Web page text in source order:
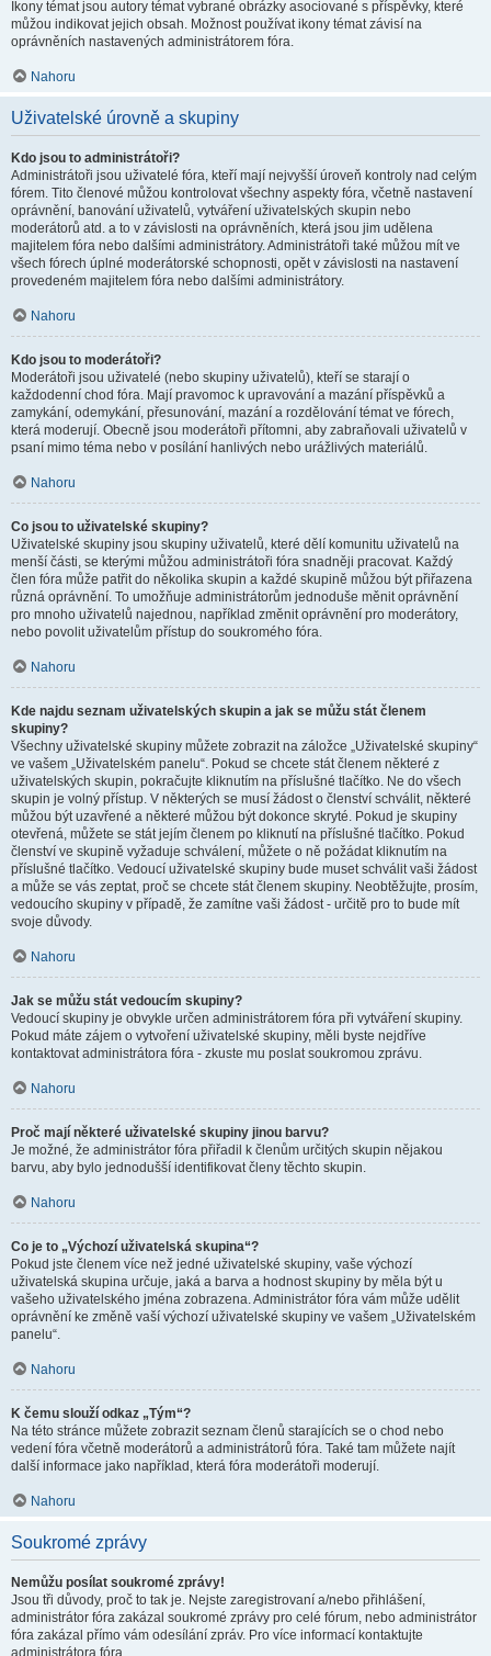
Ikony témat jsou autory témat vybrané obrázky asociované s příspěvky, které
můžou indikovat jejich obsah. Možnost používat ikony témat závisí na
oprávněních nastavených administrátorem fóra.
Nahoru
Uživatelské úrovně a skupiny
Kdo jsou to administrátoři?
Administrátoři jsou uživatelé fóra, kteří mají nejvyšší úroveň kontroly nad celým
fórem. Tito členové můžou kontrolovat všechny aspekty fóra, včetně nastavení
oprávnění, banování uživatelů, vytváření uživatelských skupin nebo
moderátorů atd. a to v závislosti na oprávněních, která jsou jim udělena
majitelem fóra nebo dalšími administrátory. Administrátoři také můžou mít ve
všech fórech úplné moderátorské schopnosti, opět v závislosti na nastavení
provedeném majitelem fóra nebo dalšími administrátory.
Nahoru
Kdo jsou to moderátoři?
Moderátoři jsou uživatelé (nebo skupiny uživatelů), kteří se starají o
každodenní chod fóra. Mají pravomoc k upravování a mazání příspěvků a
zamykání, odemykání, přesunování, mazání a rozdělování témat ve fórech,
která moderují. Obecně jsou moderátoři přítomni, aby zabraňovali uživatelů v
psaní mimo téma nebo v posílání hanlivých nebo urážlivých materiálů.
Nahoru
Co jsou to uživatelské skupiny?
Uživatelské skupiny jsou skupiny uživatelů, které dělí komunitu uživatelů na
menší části, se kterými můžou administrátoři fóra snadněji pracovat. Každý
člen fóra může patřit do několika skupin a každé skupině můžou být přiřazena
různá oprávnění. To umožňuje administrátorům jednoduše měnit oprávnění
pro mnoho uživatelů najednou, například změnit oprávnění pro moderátory,
nebo povolit uživatelům přístup do soukromého fóra.
Nahoru
Kde najdu seznam uživatelských skupin a jak se můžu stát členem
skupiny?
Všechny uživatelské skupiny můžete zobrazit na záložce „Uživatelské skupiny“
ve vašem „Uživatelském panelu“. Pokud se chcete stát členem některé z
uživatelských skupin, pokračujte kliknutím na příslušné tlačítko. Ne do všech
skupin je volný přístup. V některých se musí žádost o členství schválit, některé
můžou být uzavřené a některé můžou být dokonce skryté. Pokud je skupiny
otevřená, můžete se stát jejím členem po kliknutí na příslušné tlačítko. Pokud
členství ve skupině vyžaduje schválení, můžete o ně požádat kliknutím na
příslušné tlačítko. Vedoucí uživatelské skupiny bude muset schválit vaši žádost
a může se vás zeptat, proč se chcete stát členem skupiny. Neobtěžujte, prosím,
vedoucího skupiny v případě, že zamítne vaši žádost - určitě pro to bude mít
svoje důvody.
Nahoru
Jak se můžu stát vedoucím skupiny?
Vedoucí skupiny je obvykle určen administrátorem fóra při vytváření skupiny.
Pokud máte zájem o vytvoření uživatelské skupiny, měli byste nejdříve
kontaktovat administrátora fóra - zkuste mu poslat soukromou zprávu.
Nahoru
Proč mají některé uživatelské skupiny jinou barvu?
Je možné, že administrátor fóra přiřadil k členům určitých skupin nějakou
barvu, aby bylo jednodušší identifikovat členy těchto skupin.
Nahoru
Co je to „Výchozí uživatelská skupina“?
Pokud jste členem více než jedné uživatelské skupiny, vaše výchozí
uživatelská skupina určuje, jaká a barva a hodnost skupiny by měla být u
vašeho uživatelského jména zobrazena. Administrátor fóra vám může udělit
oprávnění ke změně vaší výchozí uživatelské skupiny ve vašem „Uživatelském
panelu“.
Nahoru
K čemu slouží odkaz „Tým“?
Na této stránce můžete zobrazit seznam členů starajících se o chod nebo
vedení fóra včetně moderátorů a administrátorů fóra. Také tam můžete najít
další informace jako například, která fóra moderátoři moderují.
Nahoru
Soukromé zprávy
Nemůžu posílat soukromé zprávy!
Jsou tři důvody, proč to tak je. Nejste zaregistrovaní a/nebo přihlášení,
administrátor fóra zakázal soukromé zprávy pro celé fórum, nebo administrátor
fóra zakázal přímo vám odesílání zpráv. Pro více informací kontaktujte
administrátora fóra.